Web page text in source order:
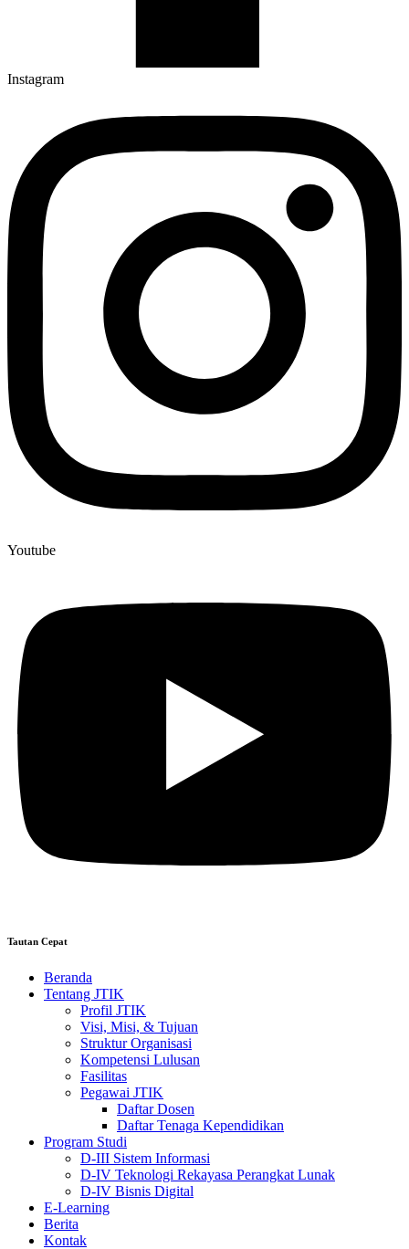
Instagram
Youtube
Tautan Cepat
Beranda
Tentang JTIK
Profil JTIK
Visi, Misi, & Tujuan
Struktur Organisasi
Kompetensi Lulusan
Fasilitas
Pegawai JTIK
Daftar Dosen
Daftar Tenaga Kependidikan
Program Studi
D-III Sistem Informasi
D-IV Teknologi Rekayasa Perangkat Lunak
D-IV Bisnis Digital
E-Learning
Berita
Kontak